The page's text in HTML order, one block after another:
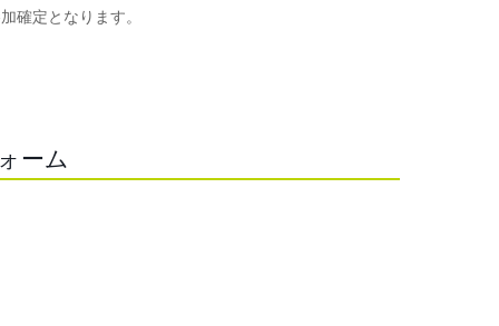
確定となります。
ーム